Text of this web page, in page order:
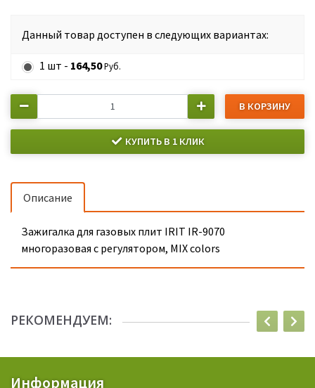
Данный товар доступен в следующих вариантах:
1 шт - 164,50Руб.
В КОРЗИНУ
КУПИТЬ В 1 КЛИК
Описание
Зажигалка для газовых плит IRIT IR-9070
многоразовая с регулятором, MIX colors
РЕКОМЕНДУЕМ:
Информация